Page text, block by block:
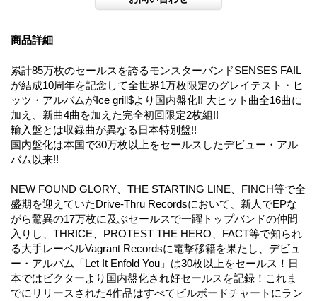
商品詳細
累計85万枚のセールスを誇るモンスターバンドSENSES FAIL
が結成10周年を記念して全世界1万枚限定のグレイテスト・ヒ
ッツ・アルバムがIce grill$より国内盤化!! 大ヒット曲全16曲に
加え、新曲4曲を加えた完全初回限定2枚組!!
輸入盤とは収録曲が異なる日本特別盤!!
国内盤化は本国で30万枚以上をセールスしたデビュー・アル
バム以来!!
NEW FOUND GLORY、THE STARTING LINE、FINCH等で全
盛期を迎えていたDrive-Thru Recordsにおいて、新人でEPな
がら驚異の17万枚に及ぶセールスで一躍トップバンドの仲間
入りし、THRICE、PROTEST THE HERO、FACT等で知られ
る大手レーベルVagrant Recordsに電撃移籍を果たし、デビュ
ー・アルバム「Let It Enfold You」は30枚以上をセールス！日
本ではビクターより国内盤化され好セールスを記録！これま
でにリリースされた4作品はすべてビルボードチャートにラン